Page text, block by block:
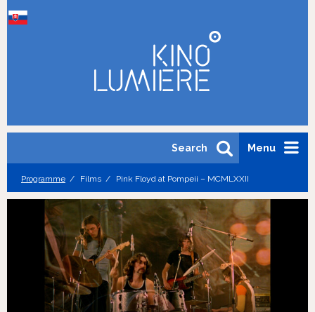
Menu
Search
Programme Films Pink Floyd at Pompeii – MCMLXXII